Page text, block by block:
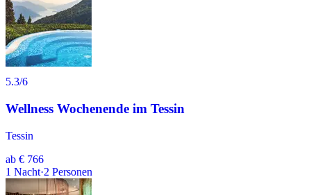
5.3/6
Wellness Wochenende im Tessin
Tessin
ab € 766
1 Nacht·2 Personen